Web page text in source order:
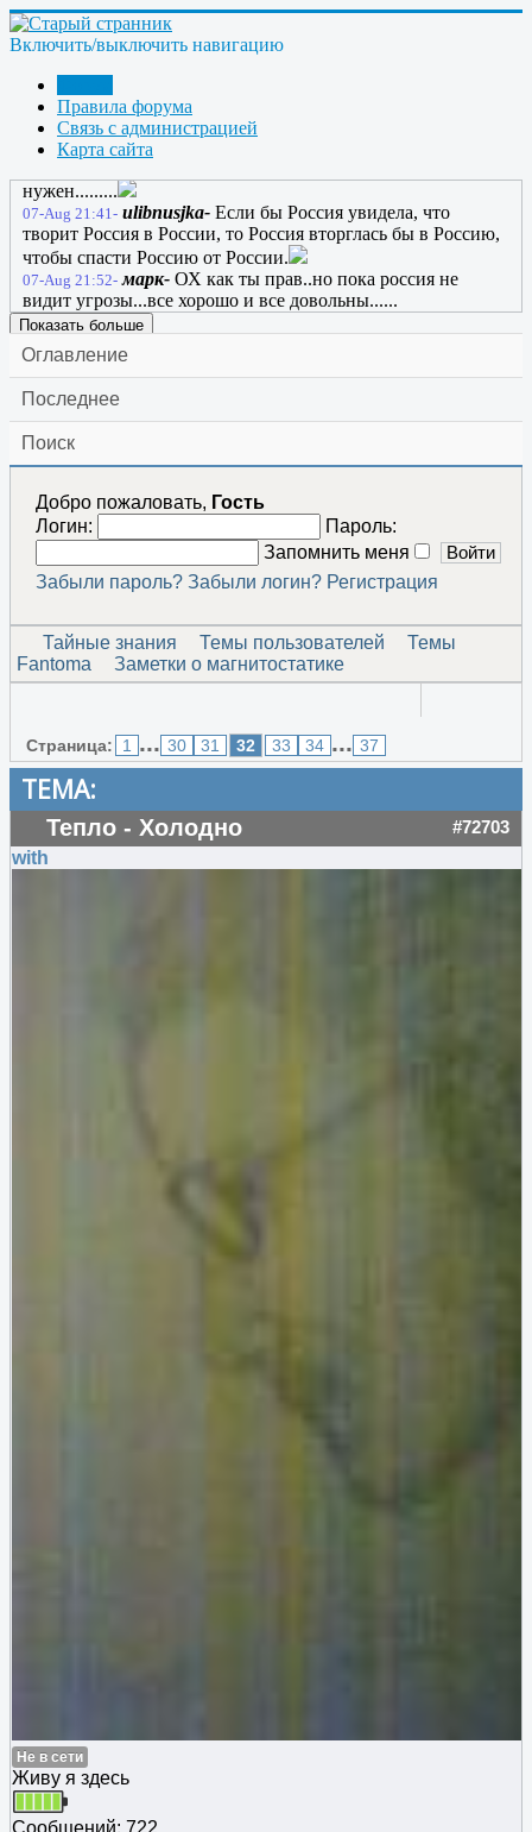
Включить/выключить навигацию
Правила форума
Связь с администрацией
Карта сайта
с тех пор не чего не изменилось.....
07-Aug 01:33- марк-Все используют заклинания чтоб
07-Aug 12:47-
не все знания полезны!
07-Aug 13:23- марк-Знания дают выбор...и выбор этот
личный...
нужен.........
07-Aug 21:41- ulibnusjka- Если бы Россия увидела, что
творит Россия в России, то Россия вторглась бы в Россию,
чтобы спасти Россию от России.
07-Aug 21:52- марк- ОХ как ты прав..но пока россия не
видит угрозы...все хорошо и все довольны......
Показать больше
Оглавление
Последнее
Поиск
Добро пожаловать, Гость
Логин:
Пароль:
Запомнить меня
Забыли пароль? Забыли логин? Регистрация
Тайные знания Темы пользователей
Темы
Fantomа
Заметки о магнитостатике
Страница: 1 ... 30 31 32 33 34 ... 37
ТЕМА:
Тепло - Холодно #72703
with
Не в сети
Живу я здесь
Сообщений: 722